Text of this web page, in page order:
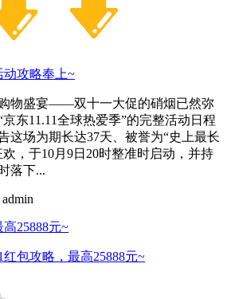
动攻略奉上~
物盛宴——双十一大促的硝烟已然弥
京东11.11全球热爱季”的完整活动日程
这场为期长达37天、被誉为“史上最长
，于10月9日20时整准时启动，并持
落下...
admin
25888元~